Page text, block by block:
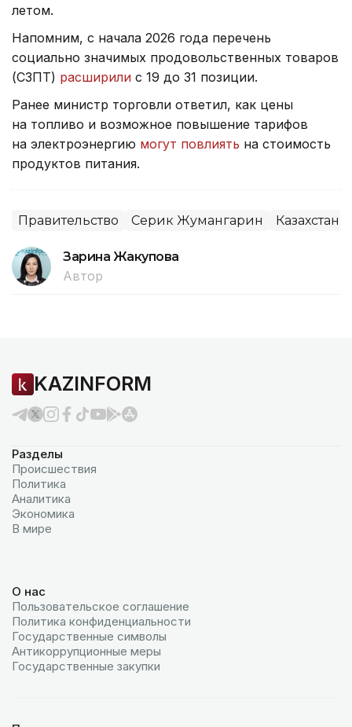
летом.
Напомним, с начала 2026 года перечень
социально значимых продовольственных товаров
(СЗПТ) расширили с 19 до 31 позиции.
Ранее министр торговли ответил, как цены
на топливо и возможное повышение тарифов
на электроэнергию могут повлиять на стоимость
продуктов питания.
Правительство Серик Жумангарин Казахстан
Зарина Жакупова
Автор
KAZINFORM
Разделы
Происшествия
Политика
Аналитика
Экономика
В мире
О нас
Пользовательское соглашение
Политика конфиденциальности
Государственные символы
Антикоррупционные меры
Государственные закупки